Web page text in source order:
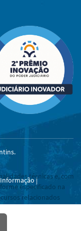
|
técnicas e, com
especificado na
relacionados